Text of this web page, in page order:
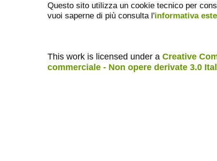
Questo sito utilizza un cookie tecnico per
vuoi saperne di più consulta l'informativa
This work is licensed under a Creative
commerciale - Non opere derivate 3.0